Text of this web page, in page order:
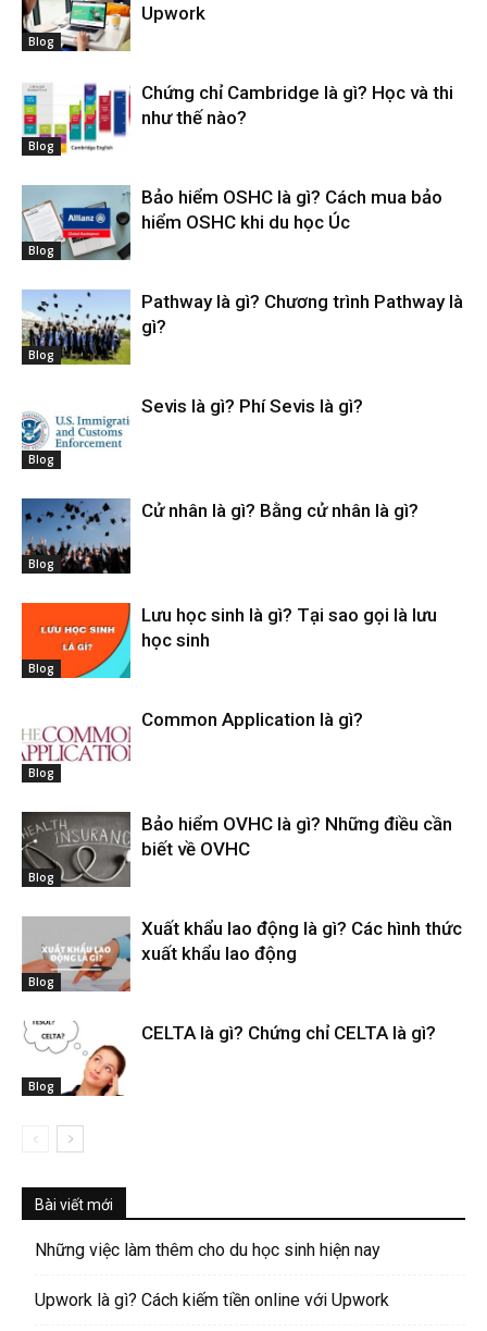
Blog
Upwork
Blog
Chứng chỉ Cambridge là gì? Học và thi
như thế nào?
Blog
Bảo hiểm OSHC là gì? Cách mua bảo
hiểm OSHC khi du học Úc
Blog
Pathway là gì? Chương trình Pathway là
gì?
Blog
Sevis là gì? Phí Sevis là gì?
Blog
Cử nhân là gì? Bằng cử nhân là gì?
Blog
Lưu học sinh là gì? Tại sao gọi là lưu
học sinh
Blog
Common Application là gì?
Blog
Bảo hiểm OVHC là gì? Những điều cần
biết về OVHC
Blog
Xuất khẩu lao động là gì? Các hình thức
xuất khẩu lao động
Blog
CELTA là gì? Chứng chỉ CELTA là gì?
Bài viết mới
Những việc làm thêm cho du học sinh hiện nay
Upwork là gì? Cách kiếm tiền online với Upwork